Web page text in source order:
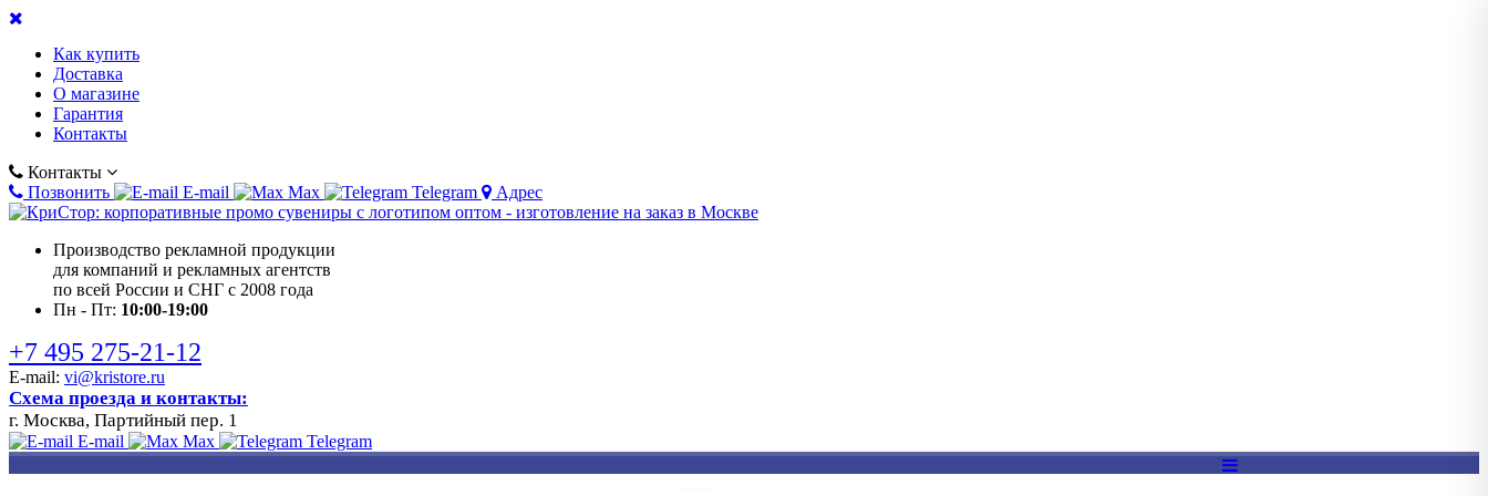
Как купить
Доставка
О магазине
Гарантия
Контакты
Контакты
Позвонить
E-mail Max Telegram Адрес
Производство рекламной продукции
для компаний и рекламных агентств
по всей России и СНГ с 2008 года
Пн - Пт: 10:00-19:00
+7 495 275-21-12
E-mail: vi@kristore.ru
Схема проезда и контакты:
г. Москва, Партийный пер. 1
E-mail Max Telegram